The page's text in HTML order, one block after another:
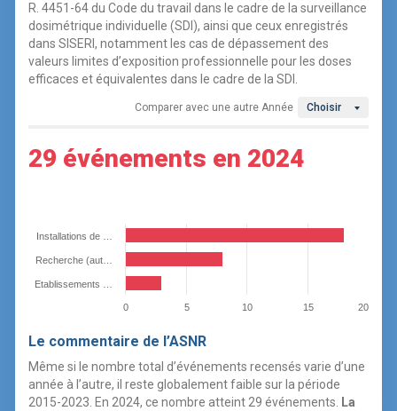
R. 4451-64 du Code du travail dans le cadre de la surveillance
dosimétrique individuelle (SDI), ainsi que ceux enregistrés
dans SISERI, notamment les cas de dépassement des
valeurs limites d’exposition professionnelle pour les doses
efficaces et équivalentes dans le cadre de la SDI.
Choisir
Comparer avec une autre Année
29 événements en 2024
Installations de …
Recherche (aut…
Etablissements …
0 5 10 15 20
Le commentaire de l’ASNR
Même si le nombre total d’événements recensés varie d’une
année à l’autre, il reste globalement faible sur la période
2015-2023. En 2024, ce nombre atteint 29 événements. La